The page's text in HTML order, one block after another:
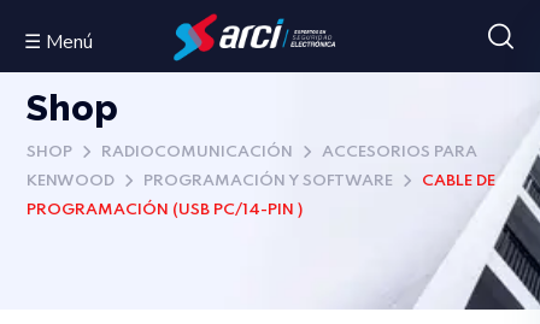
☰ Menú
Shop
SHOP RADIOCOMUNICACIÓN
ACCESORIOS PARA
KENWOOD
PROGRAMACIÓN Y SOFTWARE
CABLE DE
PROGRAMACIÓN (USB PC/14-PIN )